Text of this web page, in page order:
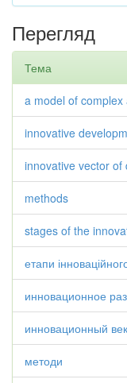
Перегляд
Тема
a model of
innovative
innovative vector of
methods
stages of the
етапи
инновационное
инновационный
методи